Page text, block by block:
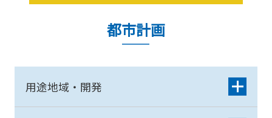
都市計画
用途地域・開発